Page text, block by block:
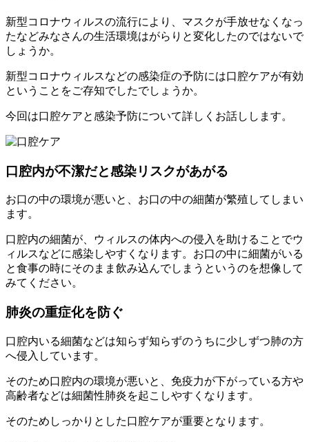
新型コロナウィルスの流行により、マスクが手放せなくなっ
たなどみなさんの生活環境はがらりと変化したのではないで
しょうか。
新型コロナウィルスなどの感染症の予防には口腔ケアが有効
ということをご存知でしたでしょうか。
今回は口腔ケアと感染予防について詳しくお話しします。
口腔内が不潔だと感染リスクがあがる
お口の中の環境が悪いと、お口の中の細菌が繁殖してしまい
ます。
口腔内の細菌が、ウィルスの体内への侵入を助けることでウ
ィルスなどに感染しやすくなります。お口の中に細菌がいる
と食事の時にそのまま飲み込んでしまうというのを想像して
みてください。
肺炎の重症化を防ぐ
口腔内いる細菌などは知らず知らずのうちに少しずつ肺の方
へ侵入しています。
そのため口腔内の環境が悪いと、免疫力が下がっている方や
高齢者などは細菌性肺炎を起こしやすくなります。
そのためしっかりとした口腔ケアが重要となります。